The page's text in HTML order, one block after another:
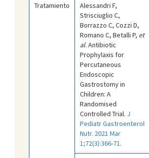
Tratamiento
Alessandri F,
Strisciuglio C,
Borrazzo C, Cozzi D,
Romano C, Betalli P, et
al. Antibiotic
Prophylaxis for
Percutaneous
Endoscopic
Gastrostomy in
Children: A
Randomised
Controlled Trial. J
Pediatr Gastroenterol
Nutr. 2021 Mar
1;72(3):366-71.